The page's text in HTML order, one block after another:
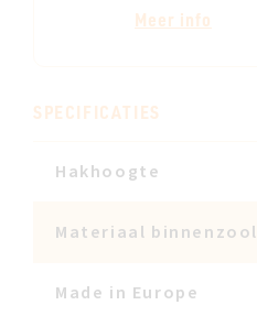
Meer info
SPECIFICATIES
Hakhoogte
Materiaal binnenzool
Made in Europe